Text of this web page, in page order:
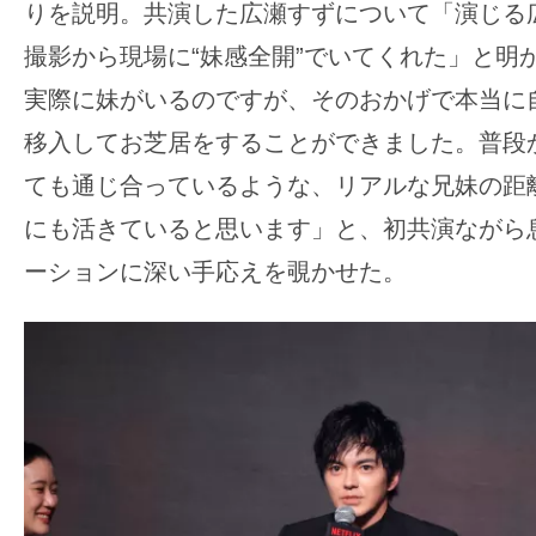
りを説明。共演した広瀬すずについて「演じ
撮影から現場に“妹感全開”でいてくれた」と明
実際に妹がいるのですが、そのおかげで本当に
移入してお芝居をすることができました。普段
ても通じ合っているような、リアルな兄妹の
にも活きていると思います」と、初共演なが
ーションに深い手応えを覗かせた。